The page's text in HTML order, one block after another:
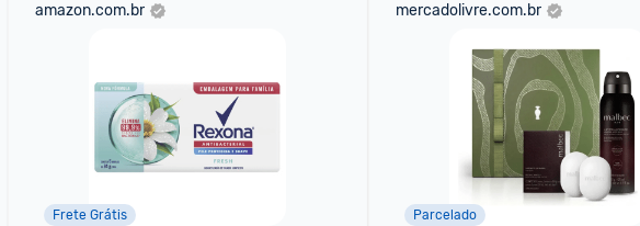
amazon.com.br
Frete Grátis
mercadolivre.com.br
Parcelado